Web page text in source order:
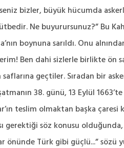
bizler, büyük hücumda
Ne buyurursunuz?” Bu
boynuna sarıldı. Onu
Ben dahi sizlerle birlikte ön
geçtiler. Sıradan bir
38. günü, 13 Eylül
teslim olmaktan başka çaresi
gerektiği söz konusu
önünde Türk gibi güçlü...” sözü